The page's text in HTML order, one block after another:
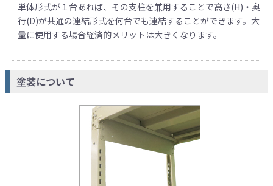
単体形式が１台あれば、その支柱を兼用することで高さ(H)・奥
行(D)が共通の連結形式を何台でも連結することができます。大
量に使用する場合経済的メリットは大きくなります。
塗装について